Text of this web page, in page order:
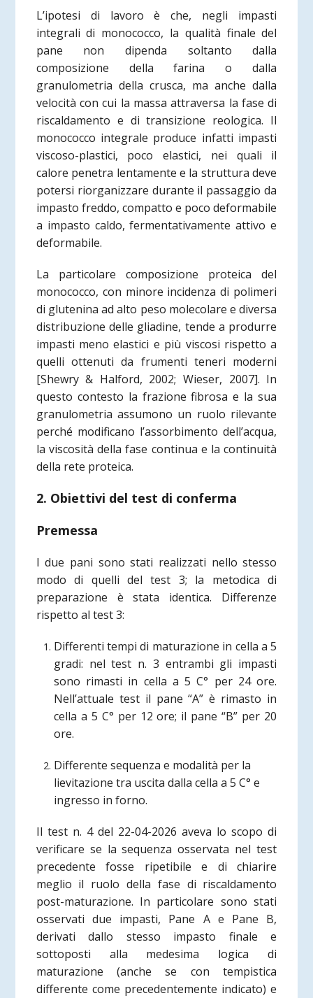
L’ipotesi di lavoro è che, negli impasti
integrali di monococco, la qualità finale del
pane non dipenda soltanto dalla
composizione della farina o dalla
granulometria della crusca, ma anche dalla
velocità con cui la massa attraversa la fase di
riscaldamento e di transizione reologica. Il
monococco integrale produce infatti impasti
viscoso-plastici, poco elastici, nei quali il
calore penetra lentamente e la struttura deve
potersi riorganizzare durante il passaggio da
impasto freddo, compatto e poco deformabile
a impasto caldo, fermentativamente attivo e
deformabile.
La particolare composizione proteica del
monococco, con minore incidenza di polimeri
di glutenina ad alto peso molecolare e diversa
distribuzione delle gliadine, tende a produrre
impasti meno elastici e più viscosi rispetto a
quelli ottenuti da frumenti teneri moderni
[Shewry & Halford, 2002; Wieser, 2007]. In
questo contesto la frazione fibrosa e la sua
granulometria assumono un ruolo rilevante
perché modificano l’assorbimento dell’acqua,
la viscosità della fase continua e la continuità
della rete proteica.
2. Obiettivi del test di conferma
Premessa
I due pani sono stati realizzati nello stesso
modo di quelli del test 3; la metodica di
preparazione è stata identica. Differenze
rispetto al test 3:
Differenti tempi di maturazione in cella a 5
gradi: nel test n. 3 entrambi gli impasti
sono rimasti in cella a 5 C° per 24 ore.
Nell’attuale test il pane “A” è rimasto in
cella a 5 C° per 12 ore; il pane “B” per 20
ore.
Differente sequenza e modalità per la
lievitazione tra uscita dalla cella a 5 C° e
ingresso in forno.
Il test n. 4 del 22-04-2026 aveva lo scopo di
verificare se la sequenza osservata nel test
precedente fosse ripetibile e di chiarire
meglio il ruolo della fase di riscaldamento
post-maturazione. In particolare sono stati
osservati due impasti, Pane A e Pane B,
derivati dallo stesso impasto finale e
sottoposti alla medesima logica di
maturazione (anche se con tempistica
differente come precedentemente indicato) e